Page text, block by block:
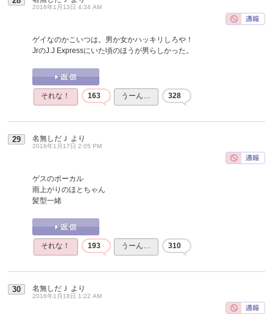
2016年1月13日 4:34 AM
ゲイなのかこいつは。男か女かハッキリしろや！
JrのJ.J Expressにいた頃のほうが男らしかった。
それな！ 163 うーん… 328
29 名無しだＪ より
2016年1月17日 2:05 PM
ゲスのボーカル
雨上がりのほとちゃん
髪型一緒
それな！ 193 うーん… 310
30 名無しだＪ より
2016年1月18日 1:22 AM